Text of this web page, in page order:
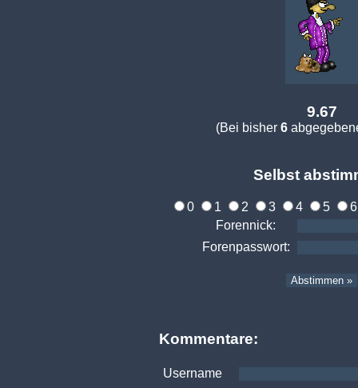
9.67
(Bei bisher 6
Selbst
0 1 2 3 4 5
Forennick:
Forenpasswort:
Kommentare:
Username